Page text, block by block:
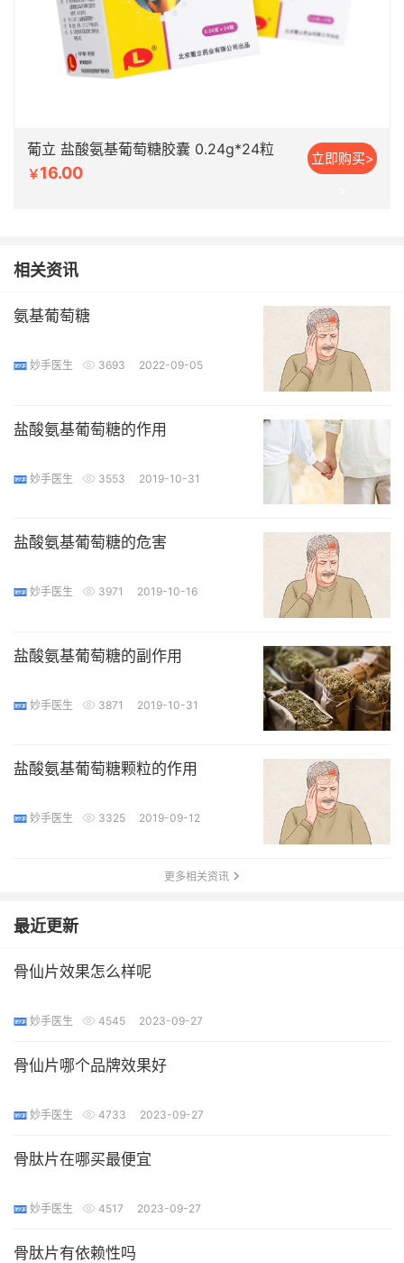
葡立 盐酸氨基葡萄糖胶囊 0.24g*24粒
￥16.00
立即购买>
相关资讯
氨基葡萄糖
妙手医生 3693 2022-09-05
盐酸氨基葡萄糖的作用
妙手医生 3553 2019-10-31
盐酸氨基葡萄糖的危害
妙手医生 3971 2019-10-16
盐酸氨基葡萄糖的副作用
妙手医生 3871 2019-10-31
盐酸氨基葡萄糖颗粒的作用
妙手医生 3325 2019-09-12
更多相关资讯
最近更新
骨仙片效果怎么样呢
妙手医生 4545 2023-09-27
骨仙片哪个品牌效果好
妙手医生 4733 2023-09-27
骨肽片在哪买最便宜
妙手医生 4517 2023-09-27
骨肽片有依赖性吗